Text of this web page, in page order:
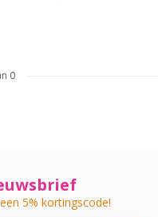
0
5% kortingscode!